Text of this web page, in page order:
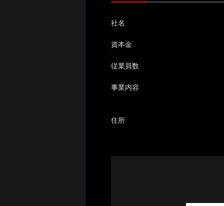
社名
資本金
従業員数
事業内容
住所